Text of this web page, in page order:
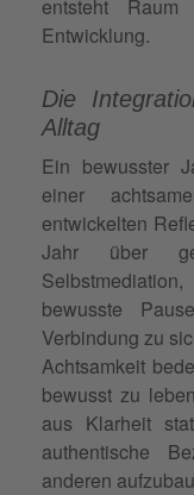
entsteht
Entwicklung.
Die
Alltag
Ein bewusster
einer
entwickelten
Jahr über
bewusste
Verbindung zu
Achtsamkeit
bewusst zu
aus Klarheit
authentische
anderen